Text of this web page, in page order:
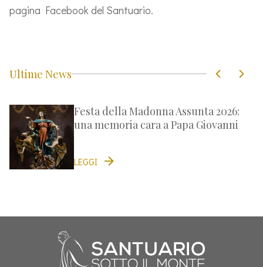
pagina Facebook del Santuario.
Ultime News
Festa della Madonna Assunta 2026:
una memoria cara a Papa Giovanni
LEGGI